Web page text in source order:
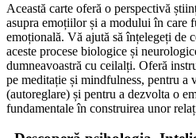
Această carte oferă o perspectivă
asupra emoțiilor și a modului în care
emoțională. Vă ajută să înțelegeți de
aceste procese biologice și
dumneavoastră cu ceilalți. Oferă
pe meditație și mindfulness, pentru a
(autoreglare) și pentru a dezvolta o
fundamentale în construirea unor